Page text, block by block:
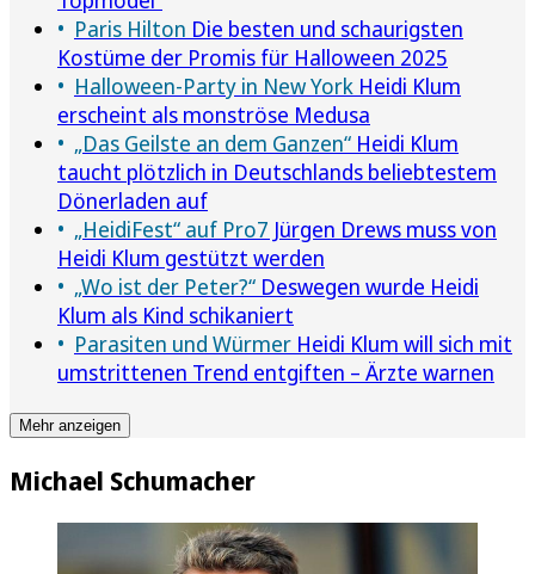
Paris Hilton Die besten und schaurigsten
Kostüme der Promis für Halloween 2025
Halloween-Party in New York Heidi Klum
erscheint als monströse Medusa
„Das Geilste an dem Ganzen“ Heidi Klum
taucht plötzlich in Deutschlands beliebtestem
Dönerladen auf
„HeidiFest“ auf Pro7 Jürgen Drews muss von
Heidi Klum gestützt werden
„Wo ist der Peter?“ Deswegen wurde Heidi
Klum als Kind schikaniert
Parasiten und Würmer Heidi Klum will sich mit
umstrittenen Trend entgiften – Ärzte warnen
Mehr anzeigen
Michael Schumacher